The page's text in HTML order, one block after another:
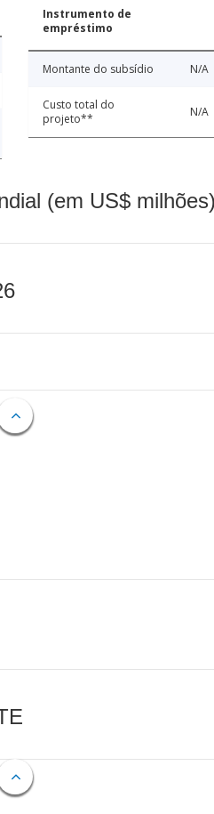
Instrumento de
empréstimo
Montante do subsídio N/A
Custo total do
projeto**
N/A
(em US$